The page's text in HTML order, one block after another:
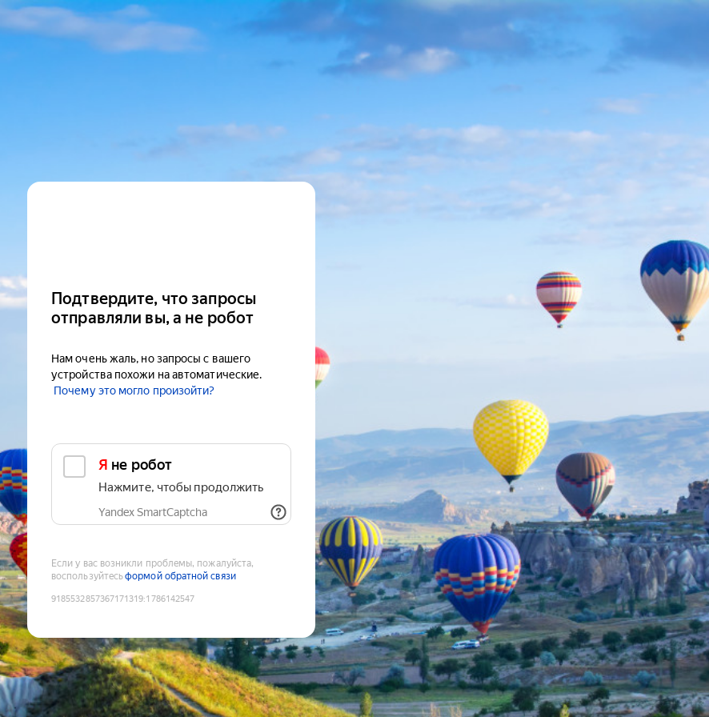
Подтвердите, что запросы
отправляли вы, а не робот
Нам очень жаль, но запросы с вашего
устройства похожи на автоматические.
Почему это могло произойти?
Я не робот
Нажмите, чтобы продолжить
Yandex SmartCaptcha
Если у вас возникли проблемы, пожалуйста,
воспользуйтесьформой обратной связи
9185532857367171319:1786142547